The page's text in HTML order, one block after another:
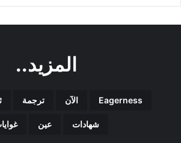
المزيد..
Eagerness الآن ترجمة
شهادات عين